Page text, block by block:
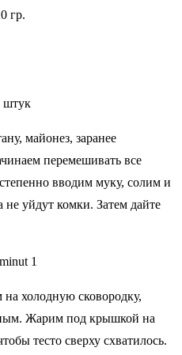
гр.
штук
майонез, заранее
перемешивать все
вводим муку, солим и
уйдут комки. Затем дайте
на холодную сковородку,
Жарим под крышкой на
тесто сверху схватилось.